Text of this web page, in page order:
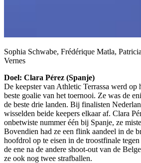
Sophia Schwabe, Frédérique Matla,
Vernes
Doel: Clara Pérez (Spanje)
De keepster van Athletic Terrassa werd op
beste goalie van het toernooi. Ze was de
de beste drie landen. Bij finalisten
wisselden beide keepers elkaar af. Clara
onbetwiste nummer één bij Spanje, ze
Bovendien had ze een flink aandeel in de
hoofdrol op te eisen in de troostfinale
de ene na de andere shoot-out van de
ze ook nog twee strafballen.